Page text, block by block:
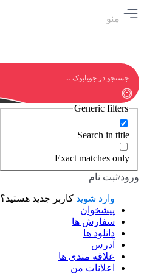
منو
Generic filters
Search in title
Exact matches only
ورود/ثبت نام
وارد شوید کاربر جدید هستید؟
پیشخوان
سفارش ها
دانلود ها
آدرس
علاقه مندی ها
اعلانات من